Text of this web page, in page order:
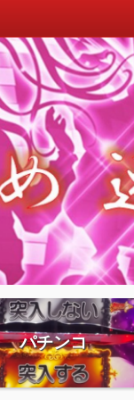
パチンコ